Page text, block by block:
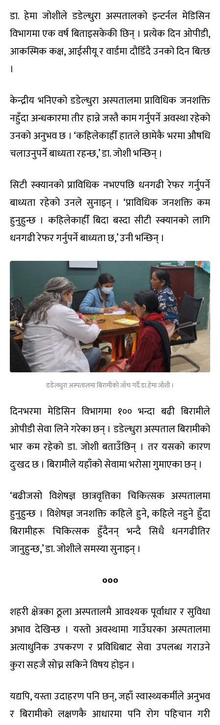
डा. हेमा जोशीले डडेल्धुरा अस्पतालको इन्टर्नल मेडिसिन
विभागमा एक वर्ष बिताइसकेकी छिन् । प्रत्येक दिन ओपीडी,
आकस्मिक कक्ष, आईसीयू र वार्डमा दौडिँदै उनको दिन बित्छ
।
केन्द्रीय भनिएको डडेल्धुरा अस्पतालमा प्राविधिक जनशक्ति
नहुँदा अन्धकारमा तीर हान्ने जस्तै काम गर्नुपर्ने अवस्था रहेको
उनको अनुभव छ । ‘कहिलेकाहीँ हातले छामेकै भरमा औषधि
चलाउनुपर्ने बाध्यता रहन्छ,’ डा. जोशी भन्छिन् ।
सिटी स्क्यानको प्राविधिक नभएपछि धनगढी रेफर गर्नुपर्ने
बाध्यता रहेको उनले सुनाइन् । ‘प्राविधिक जनशक्ति कम
हुनुहुन्छ । कहिलेकाहीँ बिदा बस्दा सीटी स्क्यानको लागि
धनगढी रेफर गर्नुपर्ने बाध्यता छ,’ उनी भन्छिन् ।
डडेलधुरा अस्पतालमा बिरामीको जाँच गर्दै डा.हेमा जोशी ।
दिनभरमा मेडिसिन विभागमा १०० भन्दा बढी बिरामीले
ओपीडी सेवा लिने गरेका छन् । डडेल्धुरा अस्पताल बिरामीको
भार कम रहेको डा. जोशी बताउँछिन् । तर यसको कारण
दुःखद छ । बिरामीले यहाँको सेवामा भरोसा गुमाएका छन् ।
‘बढीजसो विशेषज्ञ छात्रवृत्तिका चिकित्सक अस्पतालमा
हुनुहुन्छ । विशेषज्ञ जनशक्ति कहिले हुने, कहिले नहुने हुँदा
बिरामीहरू चिकित्सक हुँदैनन् भन्दै सिधै धनगढीतिर
जानुहुन्छ,’ डा. जोशीले समस्या सुनाइन् ।
०००
शहरी क्षेत्रका ठूला अस्पतालमै आवश्यक पूर्वाधार र सुविधा
अभाव देखिन्छ । यस्तो अवस्थामा गाउँघरका अस्पतालमा
अत्याधुनिक उपकरण र प्रविधिबाट सेवा उपलब्ध गराउने
कुरा सहजै सोच्न सकिने विषय होइन ।
यद्यपि, यस्ता उदाहरण पनि छन्, जहाँ स्वास्थ्यकर्मीले अनुभव
र बिरामीको लक्षणकै आधारमा पनि रोग पहिचान गरी